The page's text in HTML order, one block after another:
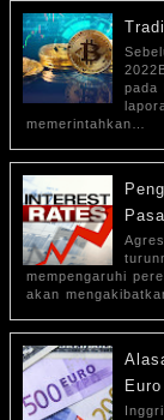
pada
memerintahkan…
mempengaruhi
akan
Euro